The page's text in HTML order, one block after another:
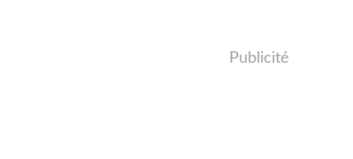
Publicité